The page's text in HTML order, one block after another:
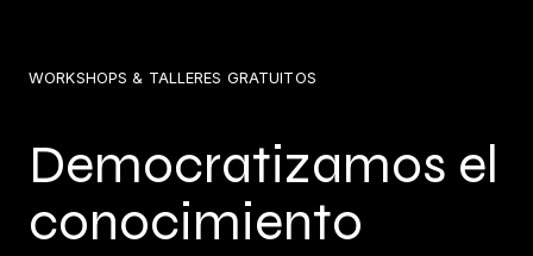
WORKSHOPS & TALLERES GRATUITOS
Democratizamos el
conocimiento